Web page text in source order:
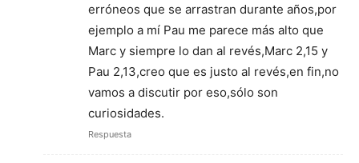
erróneos que se arrastran durante años,por
ejemplo a mí Pau me parece más alto que
Marc y siempre lo dan al revés,Marc 2,15 y
Pau 2,13,creo que es justo al revés,en fin,no
vamos a discutir por eso,sólo son
curiosidades.
Respuesta